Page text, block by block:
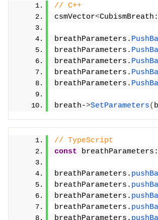
// C++
csmVector<
breathParameters.
breathParameters.
breathParameters.
breathParameters.
breathParameters.
breath->SetParameters(
// TypeScript
const
breathParameters.
breathParameters.
breathParameters.
breathParameters.
breathParameters.